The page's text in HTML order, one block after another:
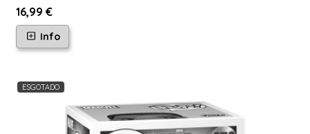
16,99 €
Info
ESGOTADO